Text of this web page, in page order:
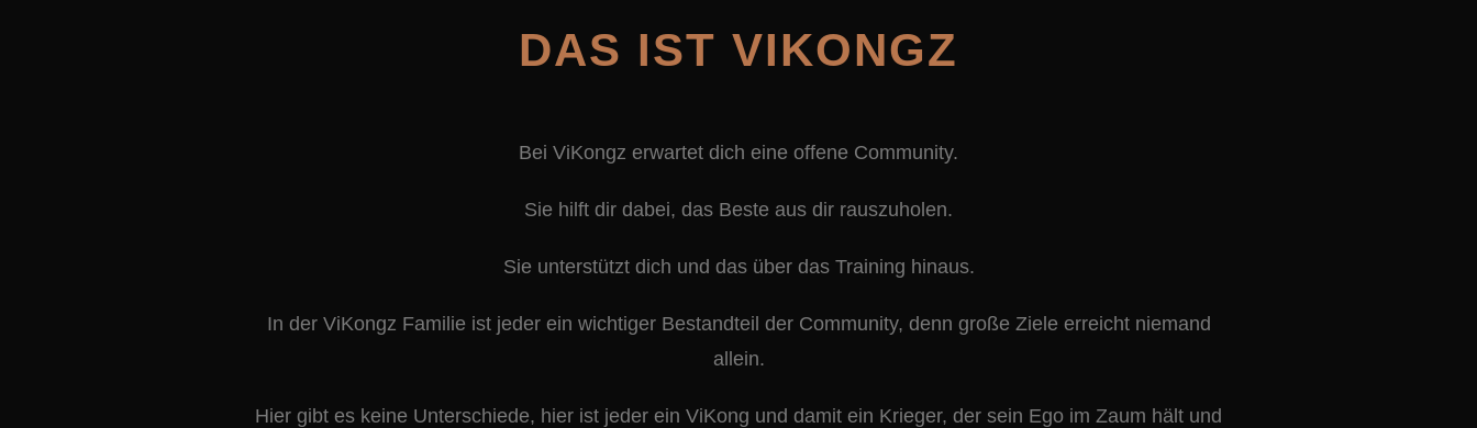
DAS IST VIKONGZ
Bei ViKongz erwartet dich eine offene Community.
Sie hilft dir dabei, das Beste aus dir rauszuholen.
Sie unterstützt dich und das über das Training hinaus.
In der ViKongz Familie ist jeder ein wichtiger Bestandteil der Community, denn große Ziele erreicht niemand
allein.
Hier gibt es keine Unterschiede, hier ist jeder ein ViKong und damit ein Krieger, der sein Ego im Zaum hält und